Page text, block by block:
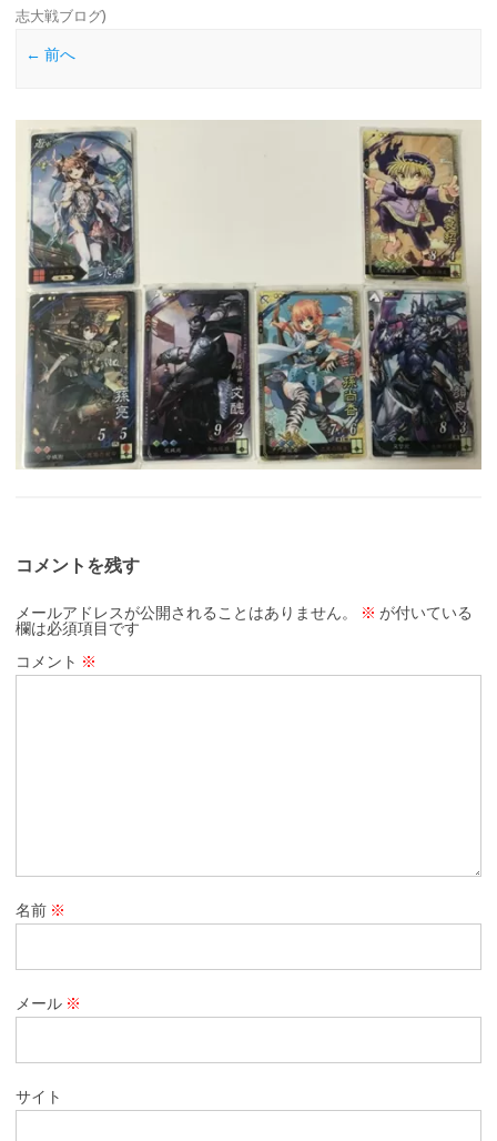
志大戦ブログ)
← 前へ
コメントを残す
メールアドレスが公開されることはありません。 ※ が付いている
欄は必須項目です
コメント ※
名前 ※
メール ※
サイト